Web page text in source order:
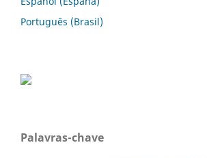
Português (Brasil)
Palavras-chave